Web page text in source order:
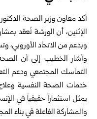
أكد معاون وزير الصحة
الإثنين، أن الورشة تُعقد
وبدعم من الاتحاد الأوروبي،
وأشار الخطيب إلى أن
التماسك المجتمعي ودعم
خدمات الصحة النفسية
يمثل استثماراً حقيقياً في
والمشاركة الفاعلة في بناء